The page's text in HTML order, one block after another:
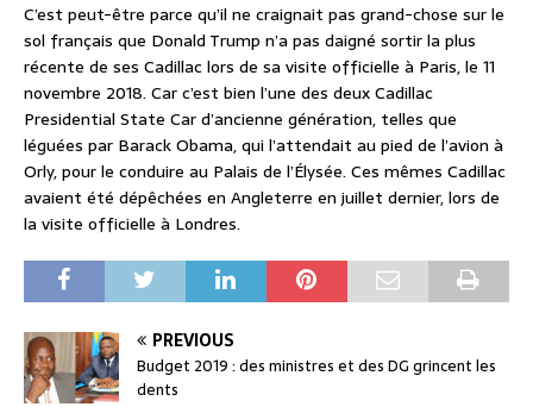
C’est peut-être parce qu’il ne craignait pas grand-chose sur le
sol français que Donald Trump n’a pas daigné sortir la plus
récente de ses Cadillac lors de sa visite officielle à Paris, le 11
novembre 2018. Car c’est bien l’une des deux Cadillac
Presidential State Car d’ancienne génération, telles que
léguées par Barack Obama, qui l’attendait au pied de l’avion à
Orly, pour le conduire au Palais de l’Élysée. Ces mêmes Cadillac
avaient été dépêchées en Angleterre en juillet dernier, lors de
la visite officielle à Londres.
PREVIOUS
Budget 2019 : des ministres et des DG grincent les
dents